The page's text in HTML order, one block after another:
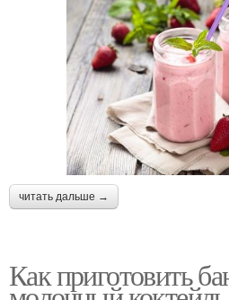
читать дальше →
Как приготовить